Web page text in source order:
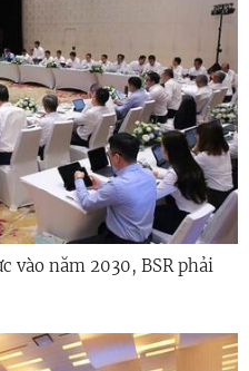
vào năm 2030, BSR phải